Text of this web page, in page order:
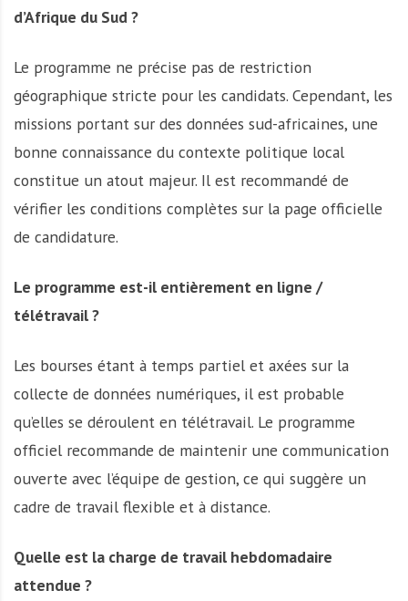
d’Afrique du Sud ?
Le programme ne précise pas de restriction
géographique stricte pour les candidats. Cependant, les
missions portant sur des données sud-africaines, une
bonne connaissance du contexte politique local
constitue un atout majeur. Il est recommandé de
vérifier les conditions complètes sur la page officielle
de candidature.
Le programme est-il entièrement en ligne /
télétravail ?
Les bourses étant à temps partiel et axées sur la
collecte de données numériques, il est probable
qu’elles se déroulent en télétravail. Le programme
officiel recommande de maintenir une communication
ouverte avec l’équipe de gestion, ce qui suggère un
cadre de travail flexible et à distance.
Quelle est la charge de travail hebdomadaire
attendue ?